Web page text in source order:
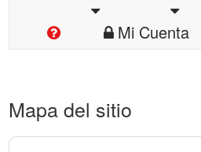
Mi Cuenta
Mapa del sitio